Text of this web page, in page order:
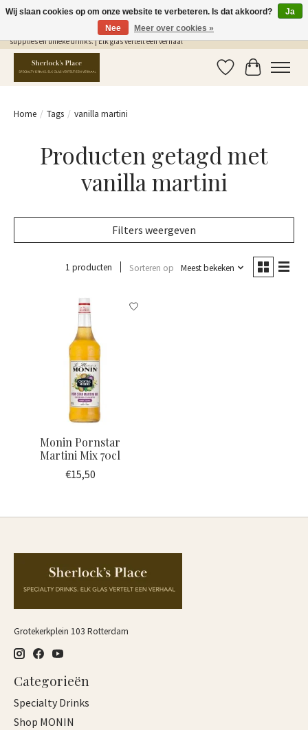
Gratis Verzending in NL vanaf €75,- | Sherlocks Place: dé plek voor MONIN siropen, bar
supplies en unieke drinks. | Elk glas vertelt een verhaal
Verlanglijst
Home / Tags / vanilla martini
Producten getagd met
vanilla martini
Filters weergeven
1 producten Sorteren op Meest bekeken
Monin Pornstar
Martini Mix 70cl
€15,50
Grotekerkplein 103 Rotterdam
Categorieën
Specialty Drinks
Shop MONIN
Wij slaan cookies op om onze website te verbeteren. Is dat akkoord?
Ja
Nee
Meer over cookies »